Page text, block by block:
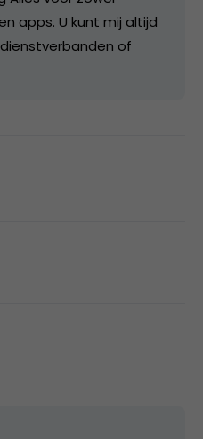
apps. U kunt mij altijd
of